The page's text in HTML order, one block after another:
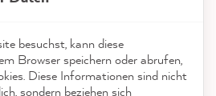
besuchst, kann diese
Browser speichern oder abrufen,
Diese Informationen sind nicht
sondern beziehen sich
reviews-io